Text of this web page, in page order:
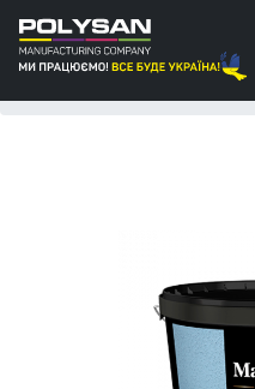
Грунт
Грунт адгезионный
наполнителем Quartz